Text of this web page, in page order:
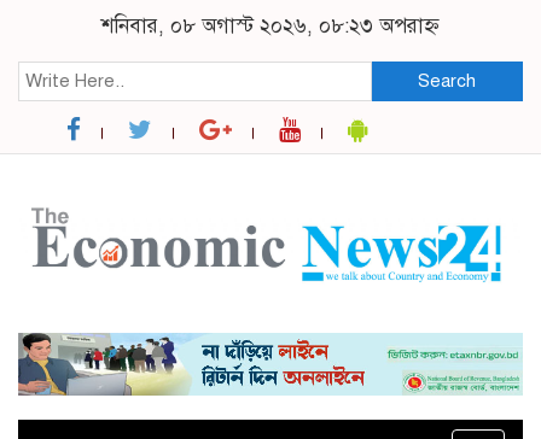
শনিবার, ০৮ অগাস্ট ২০২৬, ০৮:২৩ অপরাহ্ন
Search